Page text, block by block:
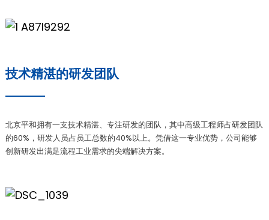
技术精湛的研发团队
北京平和拥有一支技术精湛、专注研发的团队，其中高级工程师占研发团队
的60%，研发人员占员工总数的40%以上。凭借这一专业优势，公司能够
创新研发出满足流程工业需求的尖端解决方案。